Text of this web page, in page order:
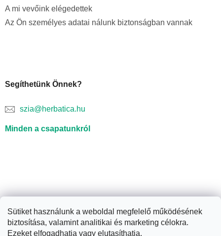
Sütiket használunk a weboldal megfelelő működésének
biztosítása, valamint analitikai és marketing célokra.
Ezeket elfogadhatja vagy elutasíthatja.
A mi vevőink elégedettek
Az Ön személyes adatai nálunk biztonságban vannak
Segíthetünk Önnek?
szia@herbatica.hu
Minden a csapatunkról
Shoptet készítette